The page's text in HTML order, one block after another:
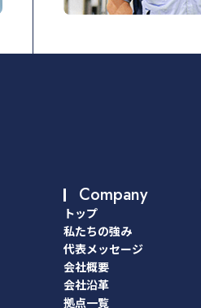
Company
トップ
トップ
私たちの強み
私たちの強み
代表メッセージ
代表メッセージ
会社概要
会社概要
会社沿革
会社沿革
拠点一覧